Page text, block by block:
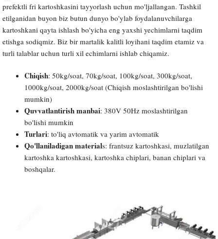
prefektli fri kartoshkasini tayyorlash uchun mo'ljallangan. Tashkil
etilganidan buyon biz butun dunyo bo'ylab foydalanuvchilarga
kartoshkani qayta ishlash bo'yicha eng yaxshi yechimlarni taqdim
etishga sodiqmiz. Biz bir martalik kalitli loyihani taqdim etamiz va
turli talablar uchun turli xil echimlarni ishlab chiqamiz.
Chiqish: 50kg/soat, 70kg/soat, 100kg/soat, 300kg/soat,
1000kg/soat, 2000kg/soat (Chiqish moslashtirilgan bo'lishi
mumkin)
Quvvatlantirish manbai: 380V 50Hz moslashtirilgan
bo'lishi mumkin
Turlari: to'liq avtomatik va yarim avtomatik
Qo'llaniladigan materials: frantsuz kartoshkasi, muzlatilgan
kartoshka kartoshkasi, kartoshka chiplari, banan chiplari va
boshqalar.